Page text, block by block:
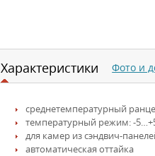
Характеристики
среднетемпературный
температурный режим: -
для камер из сэндвич-
автоматическая оттайка
Фото и